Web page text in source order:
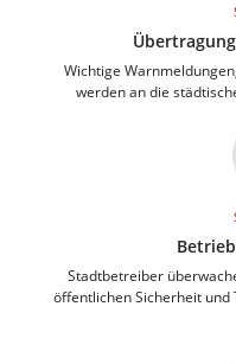
Wichtige
werden an die
Stadtbetreiber
öffentlichen Sicherheit und